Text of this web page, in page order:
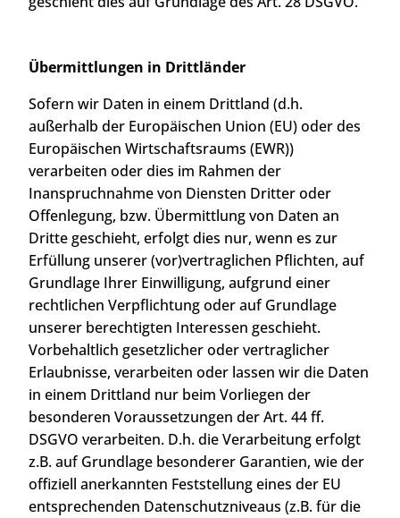
Übermittlungen in Drittländer
Sofern wir Daten in einem Drittland (d.h.
außerhalb der Europäischen Union (EU) oder des
Europäischen Wirtschaftsraums (EWR))
verarbeiten oder dies im Rahmen der
Inanspruchnahme von Diensten Dritter oder
Offenlegung, bzw. Übermittlung von Daten an
Dritte geschieht, erfolgt dies nur, wenn es zur
Erfüllung unserer (vor)vertraglichen Pflichten, auf
Grundlage Ihrer Einwilligung, aufgrund einer
rechtlichen Verpflichtung oder auf Grundlage
unserer berechtigten Interessen geschieht.
Vorbehaltlich gesetzlicher oder vertraglicher
Erlaubnisse, verarbeiten oder lassen wir die Daten
in einem Drittland nur beim Vorliegen der
besonderen Voraussetzungen der Art. 44 ff.
DSGVO verarbeiten. D.h. die Verarbeitung erfolgt
z.B. auf Grundlage besonderer Garantien, wie der
offiziell anerkannten Feststellung eines der EU
entsprechenden Datenschutzniveaus (z.B. für die